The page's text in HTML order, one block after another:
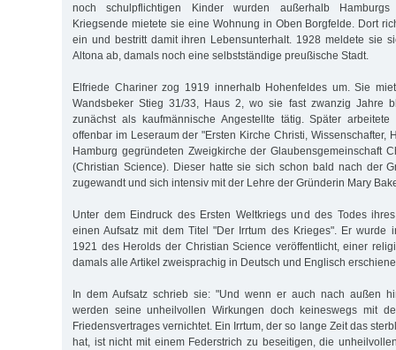
noch schulpflichtigen Kinder wurden außerhalb Hamburgs
Kriegsende mietete sie eine Wohnung in Oben Borgfelde. Dort
ein und bestritt damit ihren Lebensunterhalt. 1928 meldete sie
Altona ab, damals noch eine selbstständige preußische Stadt.
Elfriede Chariner zog 1919 innerhalb Hohenfeldes um. Sie
Wandsbeker Stieg 31/33, Haus 2, wo sie fast zwanzig Jahre
zunächst als kaufmännische Angestellte tätig. Später
offenbar im Leseraum der "Ersten Kirche Christi, Wissenschafter,
Hamburg gegründeten Zweigkirche der Glaubensgemeinschaft
(Christian Science). Dieser hatte sie sich schon bald nach der
zugewandt und sich intensiv mit der Lehre der Gründerin Mary
Unter dem Eindruck des Ersten Weltkriegs und des Todes
einen Aufsatz mit dem Titel "Der Irrtum des Krieges". Er wurde
1921 des Herolds der Christian Science veröffentlicht, einer
damals alle Artikel zweisprachig in Deutsch und Englisch
In dem Aufsatz schrieb sie: "Und wenn er auch nach außen
werden seine unheilvollen Wirkungen doch keineswegs mit
Friedensvertrages vernichtet. Ein Irrtum, der so lange Zeit das
hat, ist nicht mit einem Federstrich zu beseitigen, die